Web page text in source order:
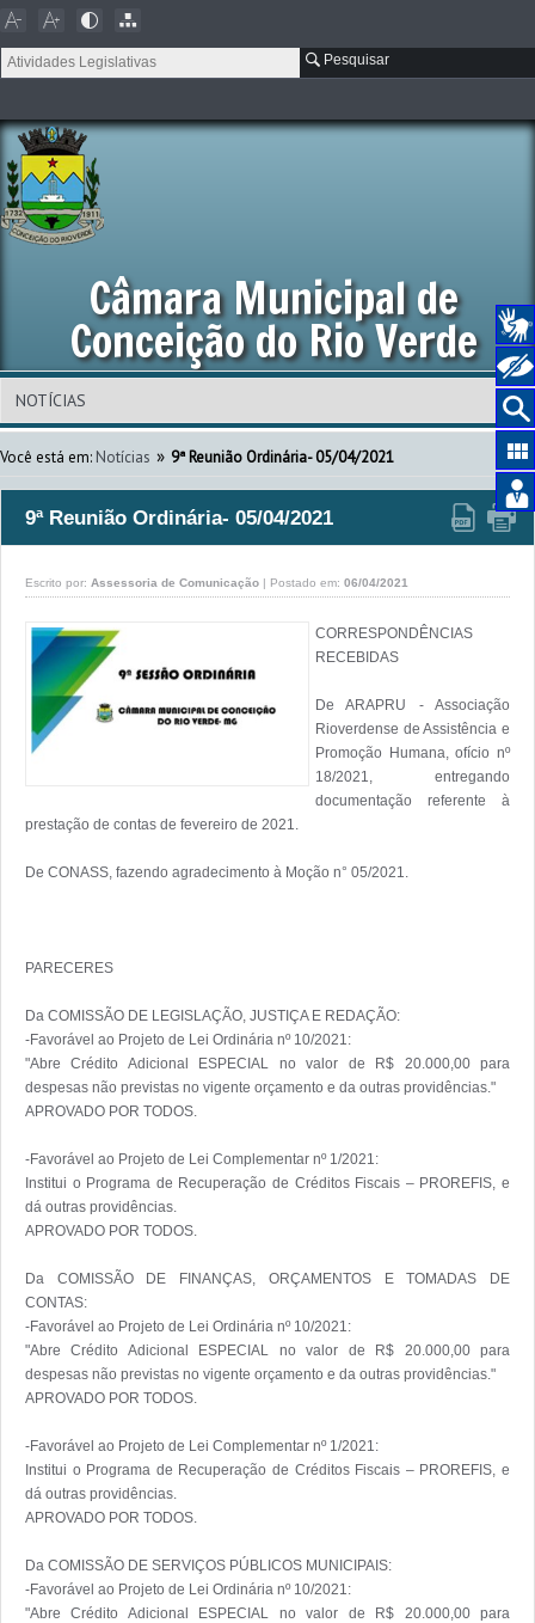
Pesquisar
Câmara Municipal de
Conceição do Rio Verde
Você está em: Notícias » 9ª Reunião Ordinária- 05/04/2021
9ª Reunião Ordinária- 05/04/2021
Escrito por: Assessoria de Comunicação | Postado em: 06/04/2021
CORRESPONDÊNCIAS
RECEBIDAS
De ARAPRU - Associação
Rioverdense de Assistência e
Promoção Humana, ofício nº
18/2021, entregando
documentação referente à
prestação de contas de fevereiro de 2021.
De CONASS, fazendo agradecimento à Moção n° 05/2021.
PARECERES
Da COMISSÃO DE LEGISLAÇÃO, JUSTIÇA E REDAÇÃO:
-Favorável ao Projeto de Lei Ordinária nº 10/2021:
"Abre Crédito Adicional ESPECIAL no valor de R$ 20.000,00 para
despesas não previstas no vigente orçamento e da outras providências."
APROVADO POR TODOS.
-Favorável ao Projeto de Lei Complementar nº 1/2021:
Institui o Programa de Recuperação de Créditos Fiscais – PROREFIS, e
dá outras providências.
APROVADO POR TODOS.
Da COMISSÃO DE FINANÇAS, ORÇAMENTOS E TOMADAS DE
CONTAS:
-Favorável ao Projeto de Lei Ordinária nº 10/2021:
"Abre Crédito Adicional ESPECIAL no valor de R$ 20.000,00 para
despesas não previstas no vigente orçamento e da outras providências."
APROVADO POR TODOS.
-Favorável ao Projeto de Lei Complementar nº 1/2021:
Institui o Programa de Recuperação de Créditos Fiscais – PROREFIS, e
dá outras providências.
APROVADO POR TODOS.
Da COMISSÃO DE SERVIÇOS PÚBLICOS MUNICIPAIS:
-Favorável ao Projeto de Lei Ordinária nº 10/2021:
"Abre Crédito Adicional ESPECIAL no valor de R$ 20.000,00 para